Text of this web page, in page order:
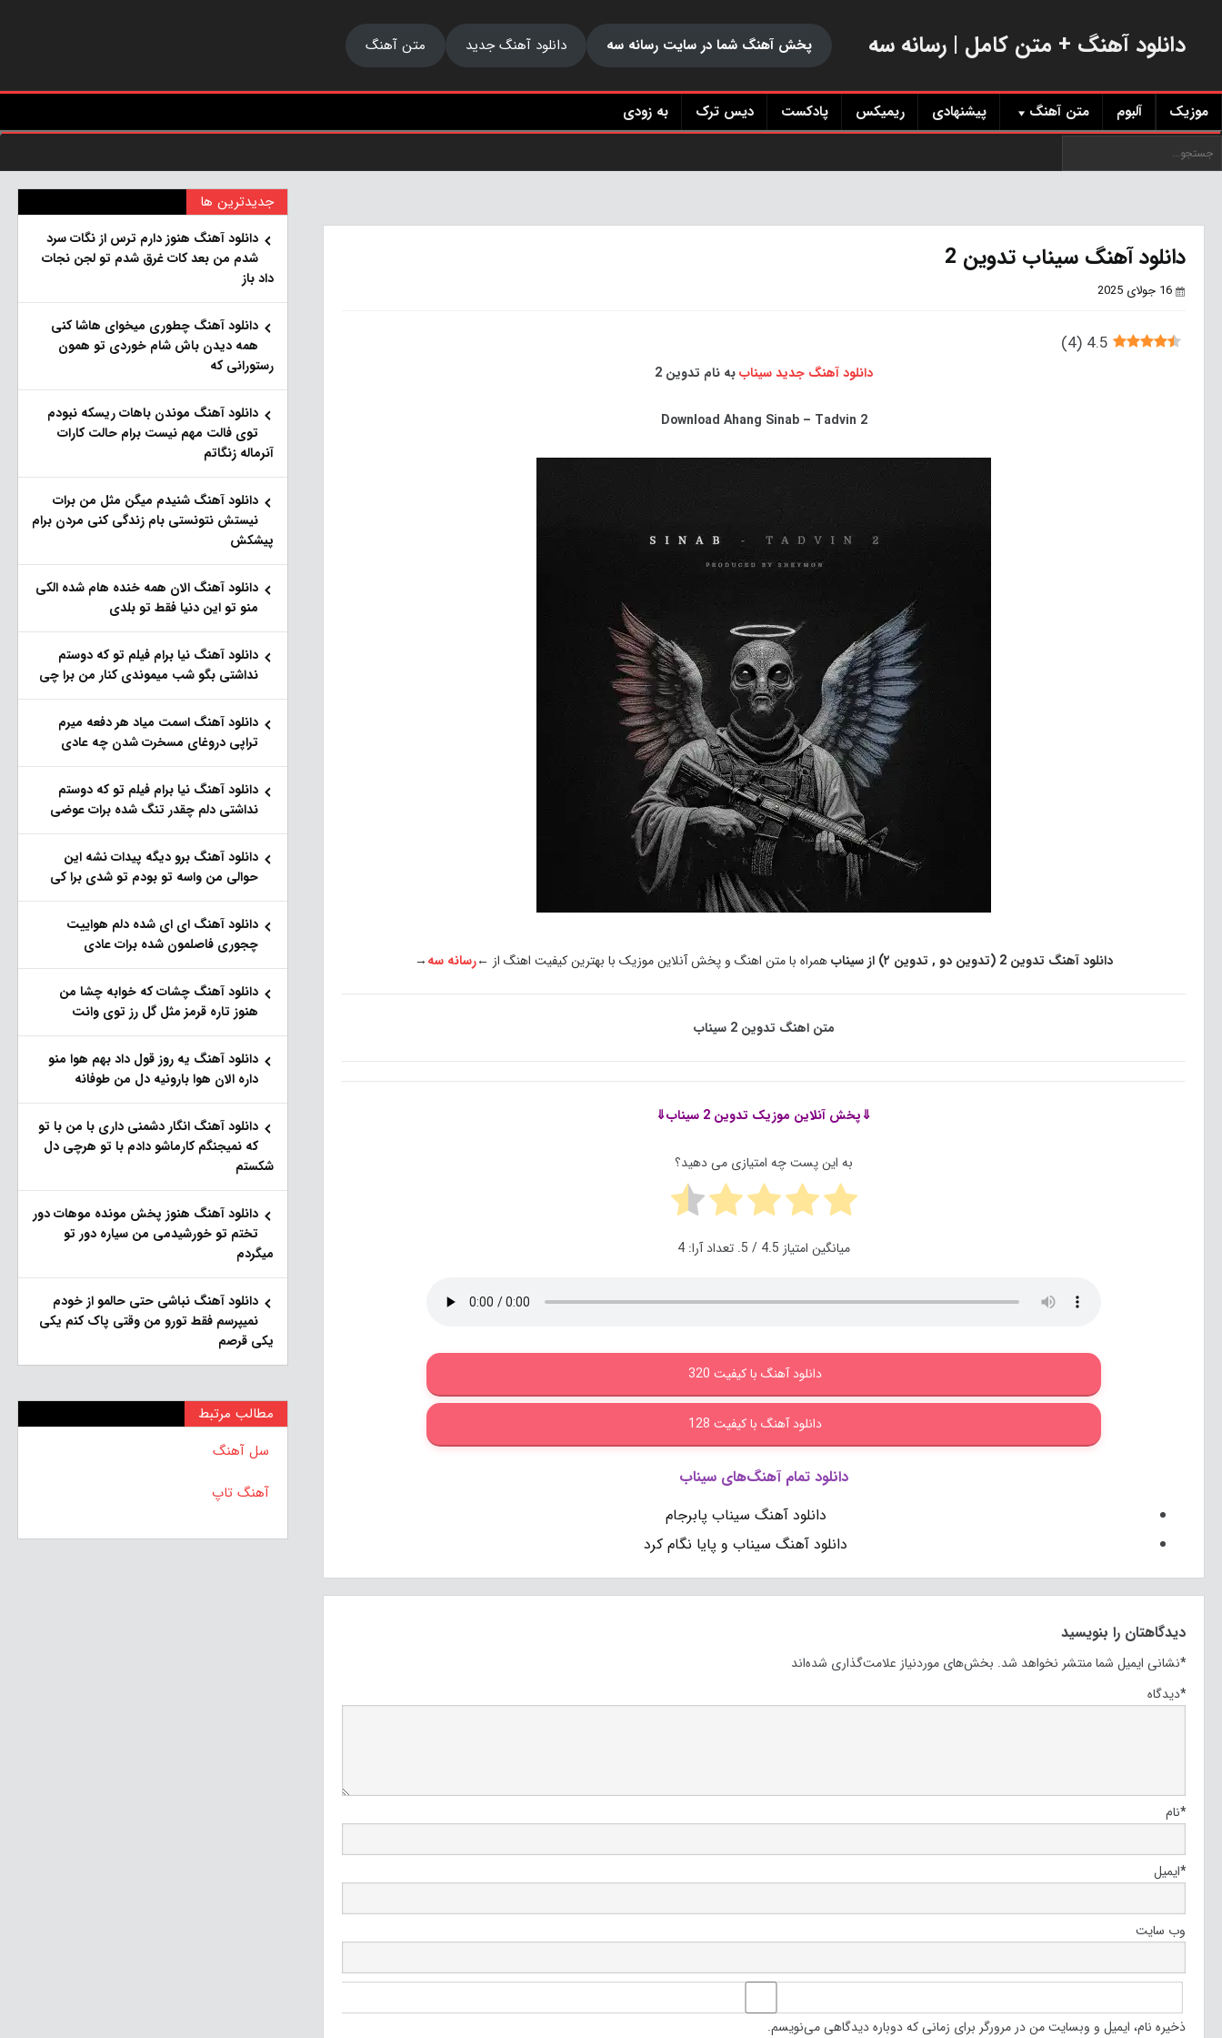
دانلود آهنگ + متن کامل | رسانه سه پخش آهنگ شما در سایت رسانه سه دانلود آهنگ جدید متن آهنگ
موزیک آلبوم متن آهنگ پیشنهادی ریمیکس پادکست دیس ترک به زودی
دانلود آهنگ سیناب تدوین 2
16 جولای 2025
4.5
(
4
)
دانلود آهنگ جدیدسیناببه نام تدوین 2
Download Ahang Sinab – Tadvin 2
دانلود آهنگ تدوین 2 (تدوین دو , تدوین ۲) از سینابهمراه با متن اهنگ و پخش آنلاین موزیک با بهترین کیفیت اهنگ از ←رسانه سه→
متن اهنگ تدوین 2 سیناب
⇓پخش آنلاین موزیک تدوین 2 سیناب⇓
به این پست چه امتیازی می دهید؟
میانگین امتیاز 4.5 / 5. تعداد آرا: 4
دانلود آهنگ با کیفیت 320
دانلود آهنگ با کیفیت 128
دانلود تمام آهنگ‌های سیناب
دانلود آهنگ سیناب پابرجام
دانلود آهنگ سیناب و پایا نگام کرد
دیدگاهتان را بنویسید
نشانی ایمیل شما منتشر نخواهد شد. بخش‌های موردنیاز علامت‌گذاری شده‌اند
*
دیدگاه*
نام*
ایمیل*
وب‌ سایت
ذخیره نام، ایمیل و وبسایت من در مرورگر برای زمانی که دوباره دیدگاهی می‌نویسم.
جدیدترین ها
دانلود آهنگ هنو‌ز دارم ترس از نگات سرد
شدم من بعد کات غرق شدم تو لجن نجات
داد باز
دانلود آهنگ چطوری میخوای هاشا کنی
همه دیدن باش شام خوردی تو همون
رستورانی که
دانلود آهنگ موندن باهات ریسکه نبودم
توی فالت مهم نیست برام حالت کارات
آنرماله زنگاتم
دانلود آهنگ شنیدم میگن مثل من برات
نیستش نتونستی بام زندگی کنی مردن برام
پیشکش
دانلود آهنگ الان همه خنده هام شده الکی
منو تو این دنیا فقط تو بلدی
دانلود آهنگ نیا برام فیلم تو‌ که دوستم
نداشتی بگو شب میموندی کنار من برا چی
دانلود آهنگ اسمت میاد هر دفعه میرم
تراپی دروغای مسخرت شدن چه عادی
دانلود آهنگ نیا برام فیلم تو‌ که دوستم
نداشتی دلم چقدر تنگ شده برات عوضی
دانلود آهنگ برو دیگه پیدات نشه این
حوالی من واسه تو‌ بودم تو شدی برا کی
دانلود آهنگ ای ای شده دلم هواییت
چجوری فاصلمون شده برات عادی
دانلود آهنگ چشات که خوابه چشا من
هنوز تاره قرمز مثل گل رز توی وانت
دانلود آهنگ یه روز قول داد بهم هوا منو
داره الان هوا بارونیه دل من طوفانه
دانلود آهنگ انگار دشمنی داری با من با تو
که نمیجنگم کارماشو دادم با تو هرچی دل
شکستم
دانلود آهنگ هنوز پخش مونده موهات دور
تختم تو خورشیدمی من سیاره دور تو
میگردم
دانلود آهنگ نباشی حتی حالمو از خودم
نمیپرسم فقط تورو من وقتی پاک کنم یکی
یکی قرصم
مطالب مرتبط
سل آهنگ
آهنگ تاپ